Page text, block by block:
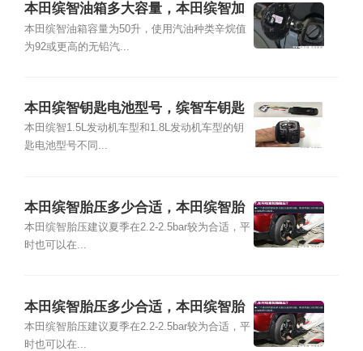
本田缤智油箱多大容量，本田缤智加
几号油
本田缤智油箱容量为50升，使用汽油种类辛烷值
为92或更高的无铅汽...
本田缤智钥匙电池型号，缤智车钥匙
换电池图解
本田缤智1.5L发动机车型和1.8L发动机车型的钥
匙电池型号不同...
本田缤智胎压多少合适，本田缤智胎
压怎么看
本田缤智胎压建议夏季在2.2-2.5bar较为合适，平
时也可以在...
本田缤智胎压多少合适，本田缤智胎
压怎么看
本田缤智胎压建议夏季在2.2-2.5bar较为合适，平
时也可以在...